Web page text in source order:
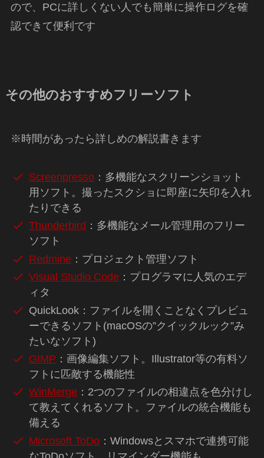
ので、PCに詳しくない人でも簡単に操作ログを確
認できて便利です
その他のおすすめフリーソフト
※時間があったら詳しめの解説書きます
Screenpresso ：多機能なスクリーンショット
用ソフト。撮ったスクショに即座に矢印を入れ
たりできる
Thunderbird ：多機能なメール管理用のフリー
ソフト
Redmine ：プロジェクト管理ソフト
Visual Studio Code ：プログラマに人気のエデ
ィタ
QuickLook：ファイルを開くことなくプレビュ
ーできるソフト(macOSの”クイックルック”み
たいなソフト)
GIMP ：画像編集ソフト。Illustrator等の有料ソ
フトに匹敵する機能性
WinMerge ：2つのファイルの相違点を色分けし
て教えてくれるソフト。ファイルの統合機能も
備える
Microsoft ToDo ：Windowsとスマホで連携可能